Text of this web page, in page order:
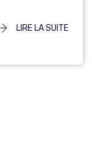
LIRE LA SUITE